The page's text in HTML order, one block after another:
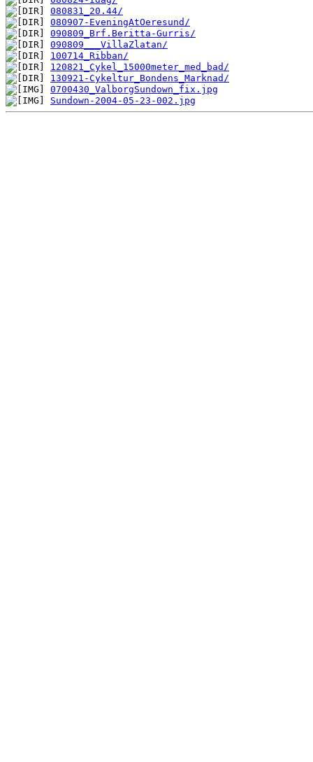
080831_20.44/
080907-EveningAtOeresund/
090809_Brf.Beritta-Gurris/
090809___VillaZlatan/
100714_Ribban/
120821_Cykel_15000meter_med_bad/
130921-Cykeltur_Bondens_Marknad/
0700430_ValborgSundown_fix.jpg
Sundown-2004-05-23-002.jpg